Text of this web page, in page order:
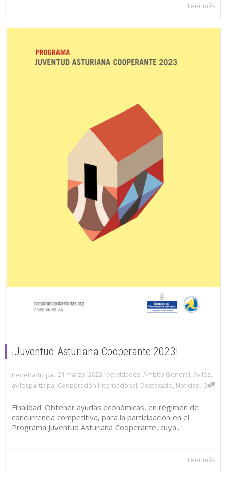
Leer más
¡Juventud Asturiana Cooperante 2023!
IreneParticipa, 21 marzo, 2023, actividades, Ámbito General, Avilés,
avilesparticipa, Cooperación Internacional, Destacado, Noticias, 0
Finalidad: Obtener ayudas económicas, en régimen de
concurrencia competitiva, para la participación en el
Programa Juventud Asturiana Cooperante, cuya...
Leer más